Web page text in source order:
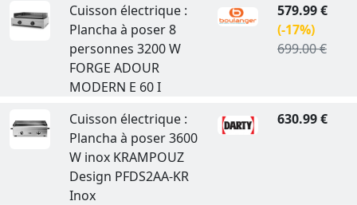
Cuisson électrique :
Plancha à poser 8
personnes 3200 W
FORGE ADOUR
MODERN E 60 I
579.99 €
(-17%)
699.00 €
Cuisson électrique :
Plancha à poser 3600
W inox KRAMPOUZ
Design PFDS2AA-KR
Inox
630.99 €